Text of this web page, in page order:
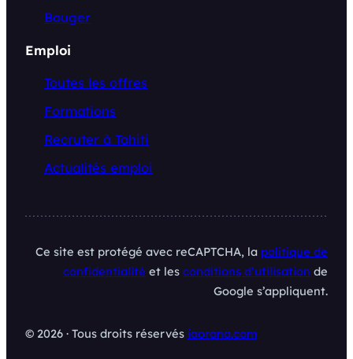
Bouger
Emploi
Toutes les offres
Formations
Recruter à Tahiti
Actualités emploi
Ce site est protégé avec reCAPTCHA, la politique de
confidentialité et les conditions d’utilisation de
Google s’appliquent.
© 2026 · Tous droits réservés iaorana.com